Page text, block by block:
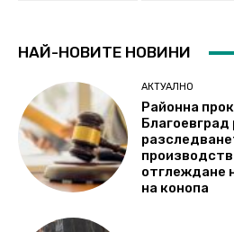
НАЙ-НОВИТЕ НОВИНИ
АКТУАЛНО
Районна
отглеждане
на конопа